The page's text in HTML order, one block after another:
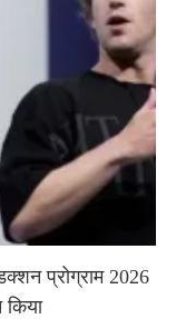
प्रोग्राम 2026